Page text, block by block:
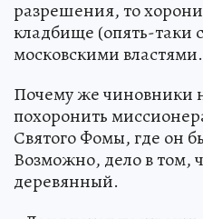
разрешения, то
кладбище (опять-таки
московскими
Почему же чиновники
похоронить
Святого Фомы, где он
Возможно, дело в том,
деревянный.